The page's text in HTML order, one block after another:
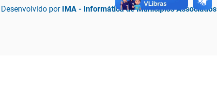
Desenvolvido por IMA - Informática de Municípios Associados